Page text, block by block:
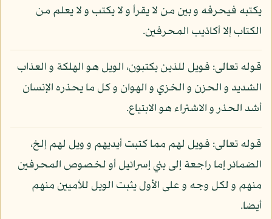
يكتبه فيحرفه و بين من لا يقرأ و لا يكتب و لا يعلم من
الكتاب إلا أكاذيب المحرفين.
قوله تعالى: فويل للذين يكتبون، الويل هو الهلكة و العذاب
الشديد و الحزن و الخزي و الهوان و كل ما يحذره الإنسان
أشد الحذر و الاشتراء هو الابتياع.
قوله تعالى: فويل لهم مما كتبت أيديهم و ويل لهم إلخ،
الضمائر إما راجعة إلى بني إسرائيل أو لخصوص المحرفين
منهم و لكل وجه و على الأول يثبت الويل للأميين منهم
أيضا.